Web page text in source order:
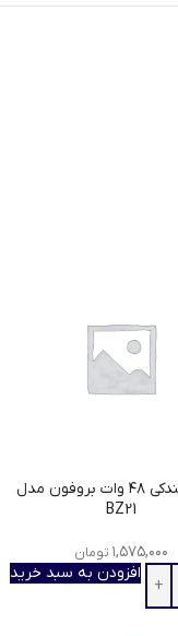
شارژر فندکی ۴۸ وات بروفون مدل
BZ21
۱,۵۷۵,۰۰۰ تومان
افزودن به سبد خرید